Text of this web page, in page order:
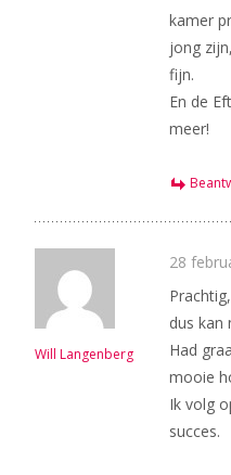
kamer
jong
fijn.
En de
meer!
Will Langenberg
28
dus kan
Had
mooie
Ik volg
succes.